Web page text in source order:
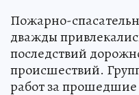
Пожарно-
дважды
последствий
происшествий.
работ за прошедшие